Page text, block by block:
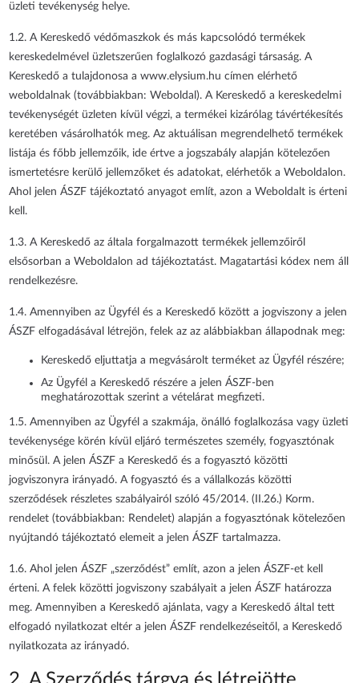
üzleti tevékenység helye.
1.2. A Kereskedő védőmaszkok és más kapcsolódó termékek
kereskedelmével üzletszerűen foglalkozó gazdasági társaság. A
Kereskedő a tulajdonosa a www.elysium.hu címen elérhető
weboldalnak (továbbiakban: Weboldal). A Kereskedő a kereskedelmi
tevékenységét üzleten kívül végzi, a termékei kizárólag távértékesítés
keretében vásárolhatók meg. Az aktuálisan megrendelhető termékek
listája és főbb jellemzőik, ide értve a jogszabály alapján kötelezően
ismertetésre kerülő jellemzőket és adatokat, elérhetők a Weboldalon.
Ahol jelen ÁSZF tájékoztató anyagot említ, azon a Weboldalt is érteni
kell.
1.3. A Kereskedő az általa forgalmazott termékek jellemzőiről
elsősorban a Weboldalon ad tájékoztatást. Magatartási kódex nem áll
rendelkezésre.
1.4. Amennyiben az Ügyfél és a Kereskedő között a jogviszony a jelen
ÁSZF elfogadásával létrejön, felek az az alábbiakban állapodnak meg:
Kereskedő eljuttatja a megvásárolt terméket az Ügyfél részére;
Az Ügyfél a Kereskedő részére a jelen ÁSZF-ben
meghatározottak szerint a vételárat megfizeti.
1.5. Amennyiben az Ügyfél a szakmája, önálló foglalkozása vagy üzleti
tevékenysége körén kívül eljáró természetes személy, fogyasztónak
minősül. A jelen ÁSZF a Kereskedő és a fogyasztó közötti
jogviszonyra irányadó. A fogyasztó és a vállalkozás közötti
szerződések részletes szabályairól szóló 45/2014. (II.26.) Korm.
rendelet (továbbiakban: Rendelet) alapján a fogyasztónak kötelezően
nyújtandó tájékoztató elemeit a jelen ÁSZF tartalmazza.
1.6. Ahol jelen ÁSZF „szerződést” említ, azon a jelen ÁSZF-et kell
érteni. A felek közötti jogviszony szabályait a jelen ÁSZF határozza
meg. Amennyiben a Kereskedő ajánlata, vagy a Kereskedő által tett
elfogadó nyilatkozat eltér a jelen ÁSZF rendelkezéseitől, a Kereskedő
nyilatkozata az irányadó.